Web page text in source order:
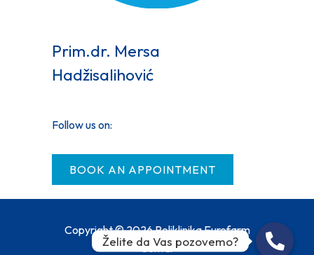
Prim.dr. Mersa
Hadžisalihović
Follow us on:
BOOK AN APPOINTMENT
Copyright © 2026 Poliklinika Eurofarm
Centar
Želite da Vas pozovemo?